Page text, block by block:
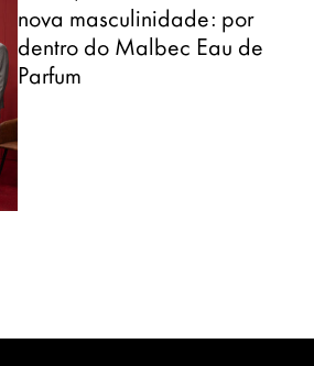
nova masculinidade: por
dentro do Malbec Eau de
Parfum